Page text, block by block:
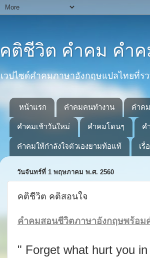
คติชีวิต คำคม คำ
เวปไซด์คำคมภาษาอังกฤษแปลไทยที่ร
หน้าแรก คำคมคนทำงาน คำค
คำคมเช้าวันใหม่ คำคมโดนๆ ค
คำคมให้กำลังใจตัวเองยามท้อแท้ เรื่
วันจันทร์ที่ 1 พฤษภาคม พ.ศ. 2560
คติชีวิต คติสอนใจ
คำคมสอนชีวิตภาษาอังกฤษพร้อม
" Forget what hurt you